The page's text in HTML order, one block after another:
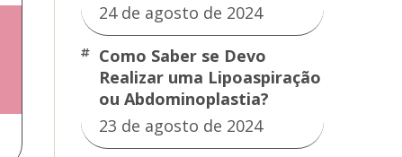
24 de agosto de 2024
Como Saber se Devo
Realizar uma Lipoaspiração
ou Abdominoplastia?
23 de agosto de 2024